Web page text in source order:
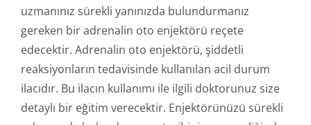
uzmanınız sürekli yanınızda bulundurmanız
gereken bir adrenalin oto enjektörü reçete
edecektir. Adrenalin oto enjektörü, şiddetli
reaksiyonların tedavisinde kullanılan acil durum
ilacıdır. Bu ilacın kullanımı ile ilgili doktorunuz size
detaylı bir eğitim verecektir. Enjektörünüzü sürekli